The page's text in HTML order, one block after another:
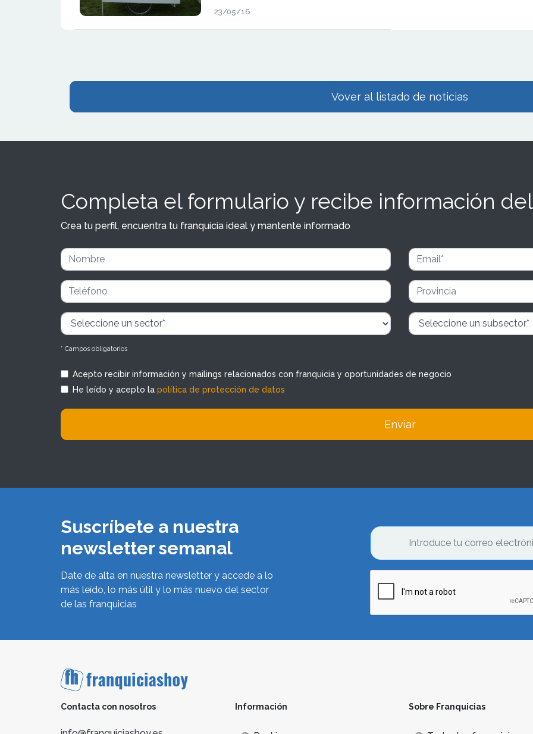
23/05/16
Vover al listado de noticias
Completa el formulario y recibe información
Crea tu perfil, encuentra tu franquicia ideal y mantente informado
* Campos obligatorios
Acepto recibir información y mailings relacionados con franquicia y oportunidades de negocio
He leído y acepto la política de protección de datos
Enviar
Suscríbete a nuestra
newsletter semanal
Date de alta en nuestra newsletter y accede a lo
más leído, lo más útil y lo más nuevo del sector
de las franquicias
Contacta con nosotros Información Sobre Franquicias